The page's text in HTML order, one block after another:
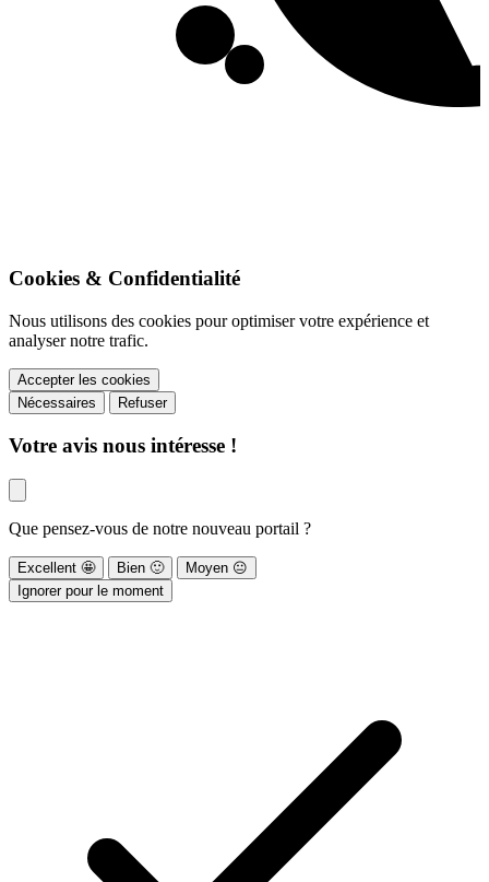
Cookies & Confidentialité
Nous utilisons des cookies pour optimiser votre expérience et
analyser notre trafic.
Accepter les cookies
Nécessaires
Refuser
Votre avis nous intéresse !
Que pensez-vous de notre nouveau portail ?
Excellent 🤩 Bien 🙂 Moyen 😐
Ignorer pour le moment